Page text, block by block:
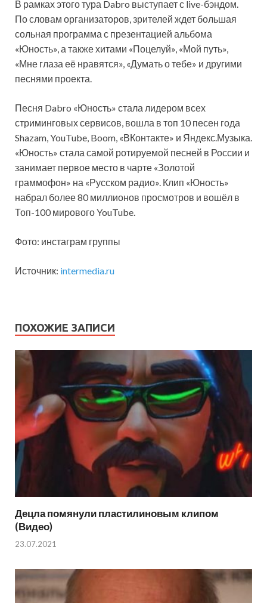
В рамках этого тура Dabro выступает с live-бэндом.
По словам организаторов, зрителей ждет большая
сольная программа с презентацией альбома
«Юность», а также хитами «Поцелуй», «Мой путь»,
«Мне глаза её нравятся», «Думать о тебе» и другими
песнями проекта.
Песня Dabro «Юность» стала лидером всех
стриминговых сервисов, вошла в топ 10 песен года
Shazam, YouTube, Boom, «ВКонтакте» и Яндекс.Музыка.
«Юность» стала самой ротируемой песней в России и
занимает первое место в чарте «Золотой
граммофон» на «Русском радио». Клип «Юность»
набрал более 80 миллионов просмотров и вошёл в
Топ-100 мирового YouTube.
Фото: инстаграм группы
Источник: intermedia.ru
ПОХОЖИЕ ЗАПИСИ
Децла помянули пластилиновым клипом
(Видео)
23.07.2021